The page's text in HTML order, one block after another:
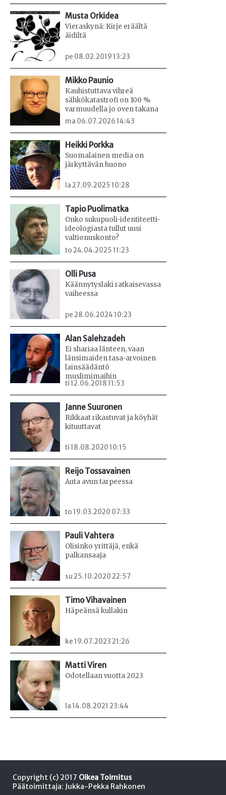
Musta Orkidea
Vieraskynä: Kirje eräältä
äidiltä
pe 08.02.2019 13:23
Mikko Paunio
Kauhistuttava vihreä
sähkökatastrofi on 100 %
varmuudella jo oven takana
ma 06.07.2026 14:43
Heikki Porkka
Suomalainen media on
järkyttävän huono
la 27.09.2025 10:28
Tapio Puolimatka
Onko sukupuoli-identiteetti-
ideologiasta tullut uusi
valtionuskonto?
to 24.04.2025 11:23
Olli Pusa
Käännytyslaki ratkaisevassa
vaiheessa
pe 28.06.2024 10:23
Alan Salehzadeh
Ei shariaa länteen, vaan
länsimaiden tasa-arvoinen
lainsäädäntö
muslimimaihin
ti 12.06.2018 11:53
Janne Suuronen
Rikkaat rikastuvat ja köyhät
kituuttavat
ti 18.08.2020 10:15
Reijo Tossavainen
Auta avun tarpeessa
to 19.03.2020 07:33
Pauli Vahtera
Olisinko yrittäjä, enkä
palkansaaja
su 25.10.2020 22:57
Timo Vihavainen
Häpeänsä kullakin
ke 19.07.2023 21:26
Matti Viren
Odotellaan vuotta 2023
la 14.08.2021 23:44
Copyright (c) 2017 Oikea Toimitus
Päätoimittaja: Jukka-Pekka Rahkonen